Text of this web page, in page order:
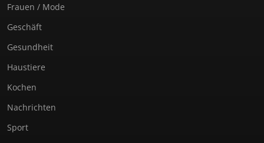
Frauen / Mode
Geschäft
Gesundheit
Haustiere
Kochen
Nachrichten
Sport